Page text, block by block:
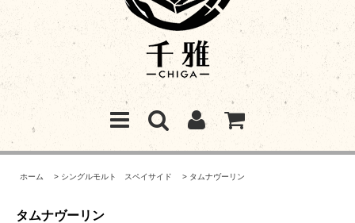
ホーム > シングルモルト スペイサイド > タムナヴーリン
タムナヴーリン